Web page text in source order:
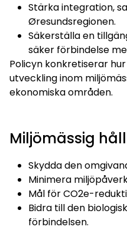
Stärka integration,
Øresundsregionen.
Säkerställa en
säker förbindelse
Policyn konkretiserar
utveckling inom
ekonomiska områden.
Miljömässig
Skydda den
Minimera
Mål för CO2e-
Bidra till den
förbindelsen.